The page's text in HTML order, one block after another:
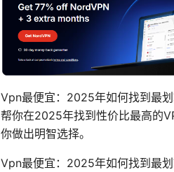
Vpn最便宜：2025年如何找到最
帮你在2025年找到性价比最高的
你做出明智选择。
Vpn最便宜：2025年如何找到最